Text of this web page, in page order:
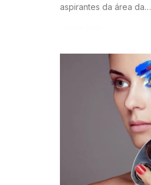
aspirantes da área da…